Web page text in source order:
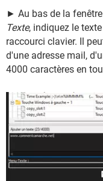
► Au bas de la
Texte, indiquez le
raccourci clavier. Il
d'une adresse mail,
4000 caractères en